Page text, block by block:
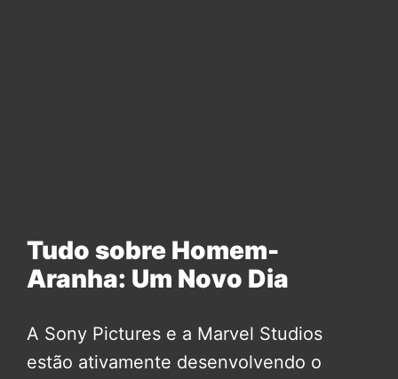
Tudo sobre Homem-
Aranha: Um Novo Dia
A Sony Pictures e a Marvel Studios
estão ativamente desenvolvendo o